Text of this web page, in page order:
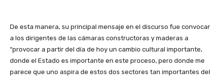
De esta manera, su principal mensaje en el discurso fue convocar
a los dirigentes de las cámaras constructoras y maderas a
“provocar a partir del día de hoy un cambio cultural importante,
donde el Estado es importante en este proceso, pero donde me
parece que uno aspira de estos dos sectores tan importantes del